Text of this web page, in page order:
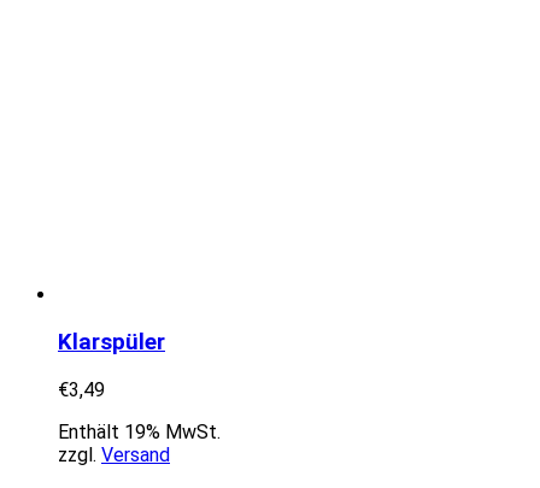
Klarspüler
€3,49
Enthält 19% MwSt.
zzgl. Versand